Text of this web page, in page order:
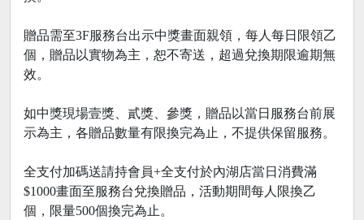
贈品需至3F服務台出示中獎畫面親領，每人每日限領乙
個，贈品以實物為主，恕不寄送，超過兌換期限逾期無
效。
如中獎現場壹獎、貳獎、參獎，贈品以當日服務台前展
示為主，各贈品數量有限換完為止，不提供保留服務。
全支付加碼送請持會員+全支付於內湖店當日消費滿
$1000畫面至服務台兌換贈品，活動期間每人限換乙
個，限量500個換完為止。